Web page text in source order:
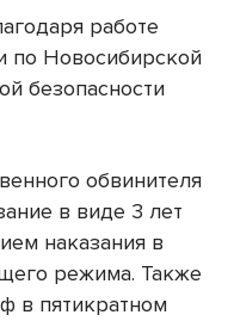
работе
по Новосибирской
безопасности
обвинителя
в виде 3 лет
наказания в
режима. Также
в пятикратном